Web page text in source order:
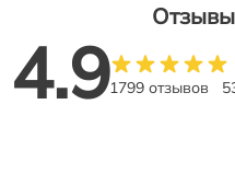
4.91799 отзывов